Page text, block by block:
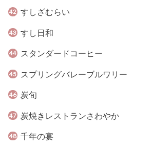
すしざむらい
すし日和
スタンダードコーヒー
スプリングバレーブルワリー
炭旬
炭焼きレストランさわやか
千年の宴